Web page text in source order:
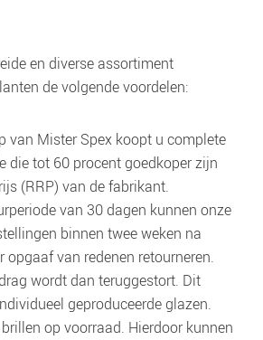
en diverse assortiment
de volgende voordelen:
van Mister Spex koopt u complete
die tot 60 procent goedkoper zijn
(RRP) van de fabrikant.
van 30 dagen kunnen onze
binnen twee weken na
opgaaf van redenen retourneren.
wordt dan teruggestort. Dit
geproduceerde glazen.
op voorraad. Hierdoor kunnen